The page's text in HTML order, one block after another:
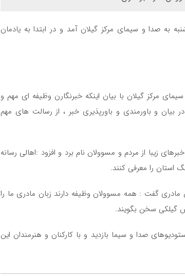
به صدا و سیمای مرکز گیلان آمد و در ابتدا به یادمان
مرکز گیلان با بیان اینکه خبرنگارن وظیفه ای مهم و
و باورمندی و باورپذیری خبر ، از رسالت های مهم
زیبا از مردم و مسوولان نام برد و افزود :اهالی رسانه
استان را معرفی کنند.
مادری گفت : همه مسوولان وظیفه دارند زبان مادری ما را
گیلکی سخن بگویند.
صدا و سیما بازدید و با کارکنان و هنرمندان این